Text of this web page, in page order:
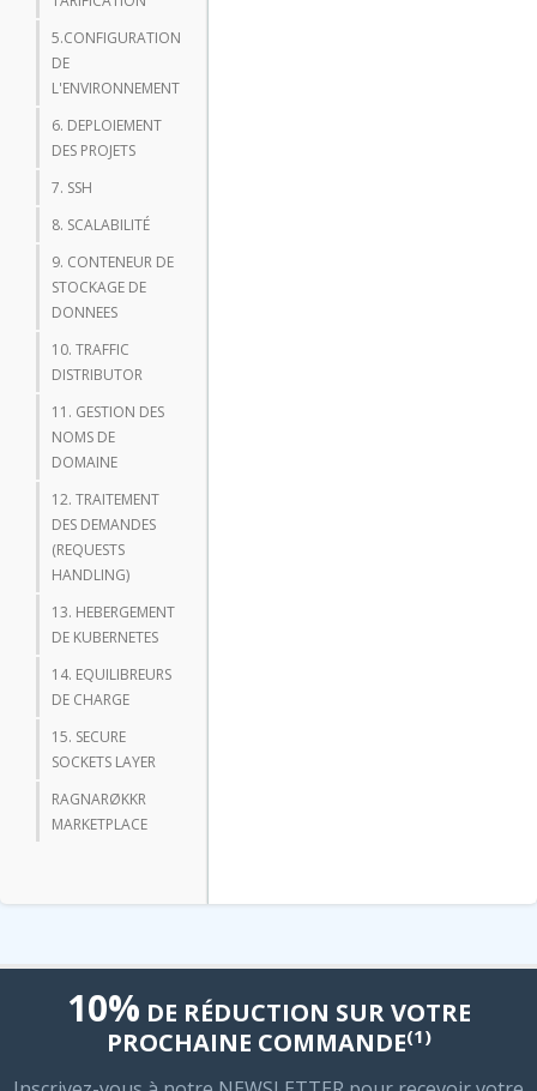
5.CONFIGURATION
DE
L'ENVIRONNEMENT
6. DEPLOIEMENT
DES PROJETS
7. SSH
8. SCALABILITÉ
9. CONTENEUR DE
STOCKAGE DE
DONNEES
10. TRAFFIC
DISTRIBUTOR
11. GESTION DES
NOMS DE
DOMAINE
12. TRAITEMENT
DES DEMANDES
(REQUESTS
HANDLING)
13. HEBERGEMENT
DE KUBERNETES
14. EQUILIBREURS
DE CHARGE
15. SECURE
SOCKETS LAYER
RAGNARØKKR
MARKETPLACE
10% DE RÉDUCTION SUR VOTRE
PROCHAINE COMMANDE(1)